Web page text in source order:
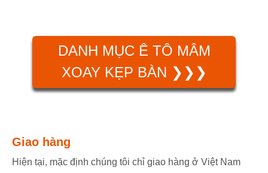
DANH MỤC Ê TÔ MÂM
XOAY KẸP BÀN ❯❯❯
Giao hàng
Hiện tại, mặc định chúng tôi chỉ giao hàng ở Việt Nam